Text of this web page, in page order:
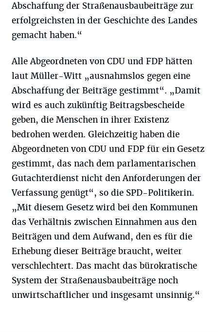
Abschaffung der Straßenausbaubeiträge zur
erfolgreichsten in der Geschichte des Landes
gemacht haben.“
Alle Abgeordneten von CDU und FDP hätten
laut Müller-Witt „ausnahmslos gegen eine
Abschaffung der Beiträge gestimmt“. „Damit
wird es auch zukünftig Beitragsbescheide
geben, die Menschen in ihrer Existenz
bedrohen werden. Gleichzeitig haben die
Abgeordneten von CDU und FDP für ein Gesetz
gestimmt, das nach dem parlamentarischen
Gutachterdienst nicht den Anforderungen der
Verfassung genügt“, so die SPD-Politikerin.
„Mit diesem Gesetz wird bei den Kommunen
das Verhältnis zwischen Einnahmen aus den
Beiträgen und dem Aufwand, den es für die
Erhebung dieser Beiträge braucht, weiter
verschlechtert. Das macht das bürokratische
System der Straßenausbaubeiträge noch
unwirtschaftlicher und insgesamt unsinnig.“